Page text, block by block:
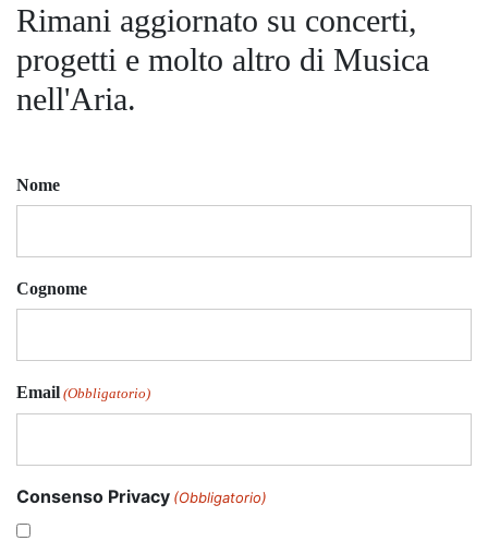
Rimani aggiornato su concerti,
progetti e molto altro di Musica
nell'Aria.
Nome
Cognome
Email (Obbligatorio)
Consenso Privacy (Obbligatorio)